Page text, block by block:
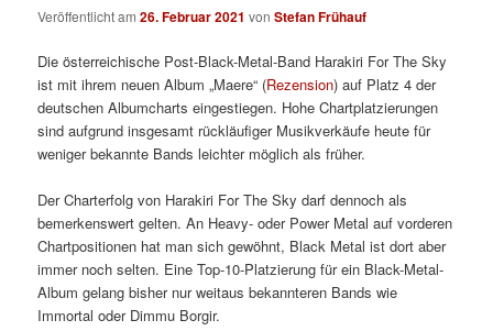
Veröffentlicht am26. Februar 2021 vonStefan Frühauf
Die österreichische Post-Black-Metal-Band Harakiri For The Sky
ist mit ihrem neuen Album „Maere“ (Rezension) auf Platz 4 der
deutschen Albumcharts eingestiegen. Hohe Chartplatzierungen
sind aufgrund insgesamt rückläufiger Musikverkäufe heute für
weniger bekannte Bands leichter möglich als früher.
Der Charterfolg von Harakiri For The Sky darf dennoch als
bemerkenswert gelten. An Heavy- oder Power Metal auf vorderen
Chartpositionen hat man sich gewöhnt, Black Metal ist dort aber
immer noch selten. Eine Top-10-Platzierung für ein Black-Metal-
Album gelang bisher nur weitaus bekannteren Bands wie
Immortal oder Dimmu Borgir.